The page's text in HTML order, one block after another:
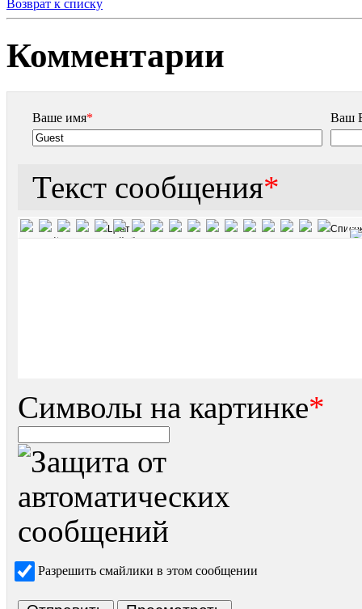
Возврат к списку
Комментарии
Ваше имя* Ваш
Текст сообщения*
Символы на картинке*
Разрешить смайлики в этом сообщении